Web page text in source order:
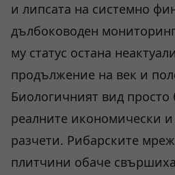
и липсата на системно
дълбоководен
му статус остана
продължение на век и
Биологичният вид
реалните икономически
разчети. Рибарските
плитчини обаче